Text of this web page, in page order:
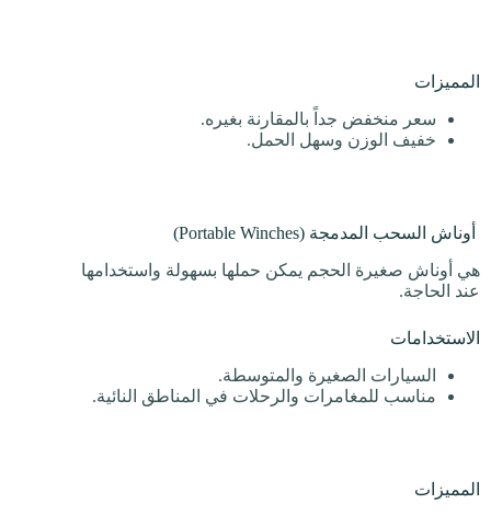
المميزات
سعر منخفض جداً بالمقارنة بغيره.
خفيف الوزن وسهل الحمل.
أوناش السحب المدمجة (Portable Winches)
هي أوناش صغيرة الحجم يمكن حملها بسهولة واستخدامها
عند الحاجة.
الاستخدامات
السيارات الصغيرة والمتوسطة.
مناسب للمغامرات والرحلات في المناطق النائية.
المميزات